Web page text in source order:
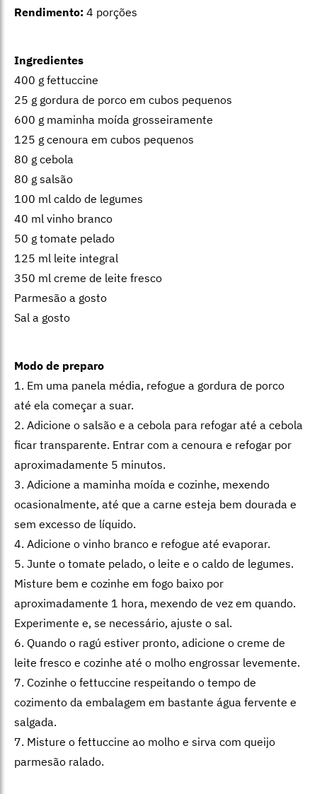
Rendimento: 4 porções
Ingredientes
400 g fettuccine
25 g gordura de porco em cubos pequenos
600 g maminha moída grosseiramente
125 g cenoura em cubos pequenos
80 g cebola
80 g salsão
100 ml caldo de legumes
40 ml vinho branco
50 g tomate pelado
125 ml leite integral
350 ml creme de leite fresco
Parmesão a gosto
Sal a gosto
Modo de preparo
1. Em uma panela média, refogue a gordura de porco
até ela começar a suar.
2. Adicione o salsão e a cebola para refogar até a cebola
ficar transparente. Entrar com a cenoura e refogar por
aproximadamente 5 minutos.
3. Adicione a maminha moída e cozinhe, mexendo
ocasionalmente, até que a carne esteja bem dourada e
sem excesso de líquido.
4. Adicione o vinho branco e refogue até evaporar.
5. Junte o tomate pelado, o leite e o caldo de legumes.
Misture bem e cozinhe em fogo baixo por
aproximadamente 1 hora, mexendo de vez em quando.
Experimente e, se necessário, ajuste o sal.
6. Quando o ragú estiver pronto, adicione o creme de
leite fresco e cozinhe até o molho engrossar levemente.
7. Cozinhe o fettuccine respeitando o tempo de
cozimento da embalagem em bastante água fervente e
salgada.
7. Misture o fettuccine ao molho e sirva com queijo
parmesão ralado.